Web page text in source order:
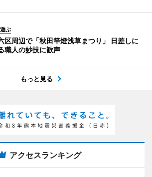
ぶ
区周辺で「秋田竿燈浅草まつり」 日差しに
職人の妙技に歓声
もっと見る
アクセスランキング